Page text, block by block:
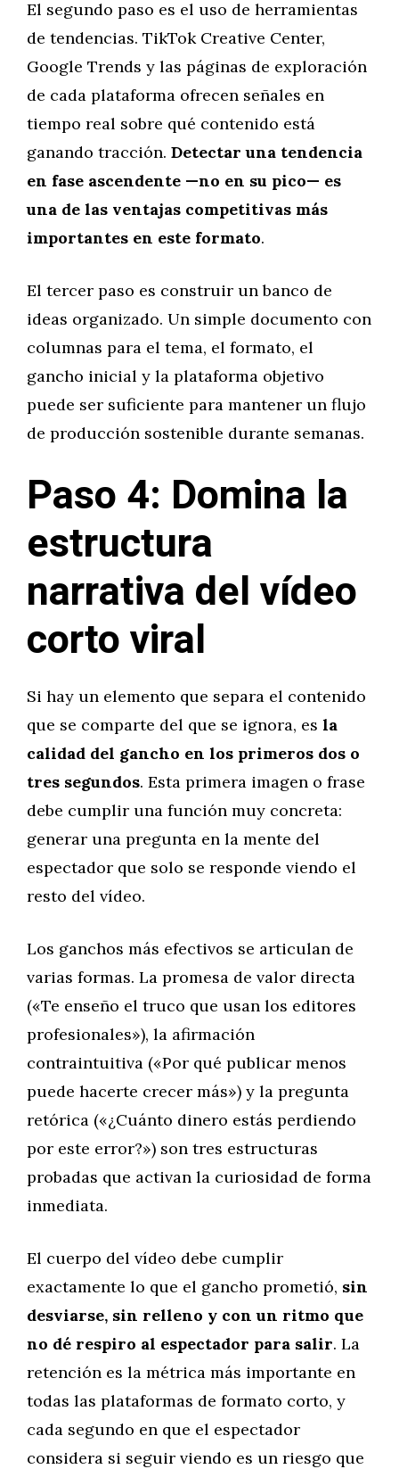
El segundo paso es el uso de herramientas
de tendencias. TikTok Creative Center,
Google Trends y las páginas de exploración
de cada plataforma ofrecen señales en
tiempo real sobre qué contenido está
ganando tracción. Detectar una tendencia
en fase ascendente —no en su pico— es
una de las ventajas competitivas más
importantes en este formato.
El tercer paso es construir un banco de
ideas organizado. Un simple documento con
columnas para el tema, el formato, el
gancho inicial y la plataforma objetivo
puede ser suficiente para mantener un flujo
de producción sostenible durante semanas.
Paso 4: Domina la
estructura
narrativa del vídeo
corto viral
Si hay un elemento que separa el contenido
que se comparte del que se ignora, es la
calidad del gancho en los primeros dos o
tres segundos. Esta primera imagen o frase
debe cumplir una función muy concreta:
generar una pregunta en la mente del
espectador que solo se responde viendo el
resto del vídeo.
Los ganchos más efectivos se articulan de
varias formas. La promesa de valor directa
(«Te enseño el truco que usan los editores
profesionales»), la afirmación
contraintuitiva («Por qué publicar menos
puede hacerte crecer más») y la pregunta
retórica («¿Cuánto dinero estás perdiendo
por este error?») son tres estructuras
probadas que activan la curiosidad de forma
inmediata.
El cuerpo del vídeo debe cumplir
exactamente lo que el gancho prometió, sin
desviarse, sin relleno y con un ritmo que
no dé respiro al espectador para salir. La
retención es la métrica más importante en
todas las plataformas de formato corto, y
cada segundo en que el espectador
considera si seguir viendo es un riesgo que